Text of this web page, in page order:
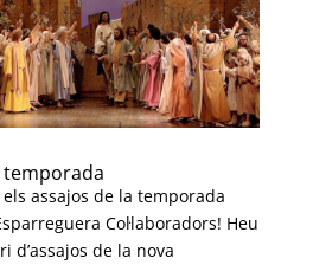
temporada
assajos de la temporada
Col·laboradors! Heu
d’assajos de la nova